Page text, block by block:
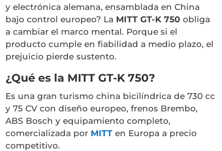
y electrónica alemana, ensamblada en China
bajo control europeo? La MITT GT-K 750 obliga
a cambiar el marco mental. Porque si el
producto cumple en fiabilidad a medio plazo, el
prejuicio pierde sustento.
¿Qué es la MITT GT-K 750?
Es una gran turismo china bicilíndrica de 730 cc
y 75 CV con diseño europeo, frenos Brembo,
ABS Bosch y equipamiento completo,
comercializada por MITT en Europa a precio
competitivo.